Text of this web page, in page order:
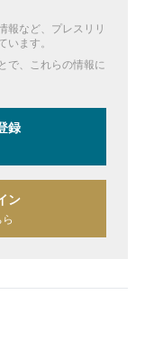
報など、プレスリリ
ます。
で、これらの情報に
録
ン